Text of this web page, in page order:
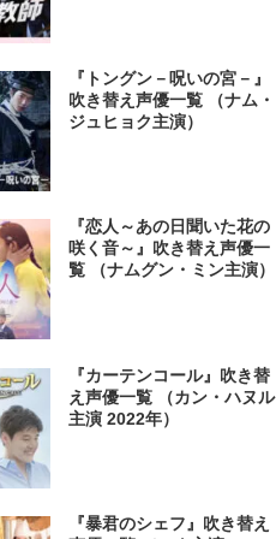
『トングン－呪いの宮－』
吹き替え声優一覧 （ナム・
ジュヒョク主演）
『恋人～あの日聞いた花の
咲く音～』吹き替え声優一
覧 （ナムグン・ミン主演）
『カーテンコール』吹き替
え声優一覧 （カン・ハヌル
主演 2022年）
『暴君のシェフ』吹き替え